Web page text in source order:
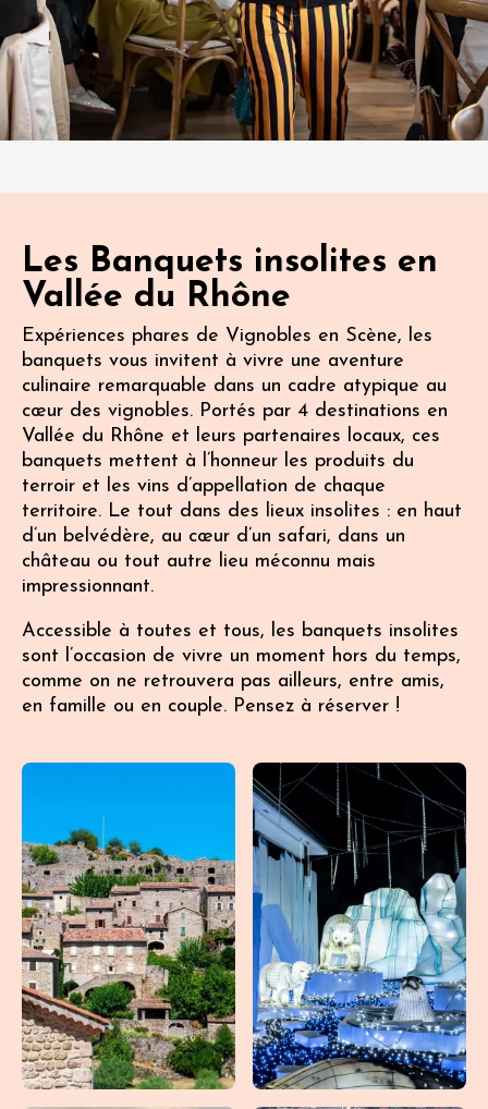
Les Banquets insolites en
Vallée du Rhône
Expériences phares de Vignobles en Scène, les
banquets vous invitent à vivre une aventure
culinaire remarquable dans un cadre atypique au
cœur des vignobles. Portés par 4 destinations en
Vallée du Rhône et leurs partenaires locaux, ces
banquets mettent à l’honneur les produits du
terroir et les vins d’appellation de chaque
territoire. Le tout dans des lieux insolites : en haut
d’un belvédère, au cœur d’un safari, dans un
château ou tout autre lieu méconnu mais
impressionnant.
Accessible à toutes et tous, les banquets insolites
sont l’occasion de vivre un moment hors du temps,
comme on ne retrouvera pas ailleurs, entre amis,
en famille ou en couple. Pensez à réserver !
15
octobre
2026
Vignobles
Sud Ardèche
Banquet
aux
anciennes
écuries
du
Château
de Banne
Banne
18:30